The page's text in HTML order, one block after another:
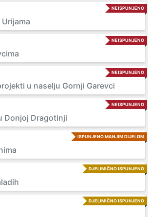
NEISPUNJENO
NEISPUNJENO
NEISPUNJENO
u naselju Gornji Garevci
NEISPUNJENO
Donjoj Dragotinji
ISPUNJENO MANJIM DIJELOM
DJELIMIČNO ISPUNJENO
DJELIMIČNO ISPUNJENO